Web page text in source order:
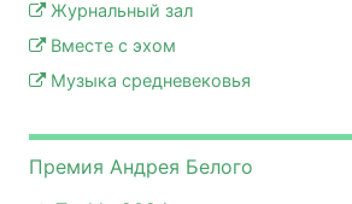
Журнальный зал
Вместе с эхом
Музыка средневековья
Премия Андрея Белого